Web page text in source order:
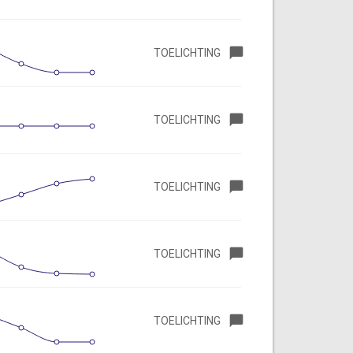
TOELICHTING
TOELICHTING
TOELICHTING
TOELICHTING
TOELICHTING